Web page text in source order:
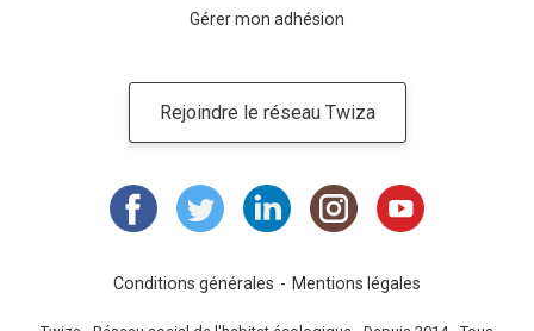
Gérer mon adhésion
Rejoindre le réseau Twiza
Conditions générales Mentions légales